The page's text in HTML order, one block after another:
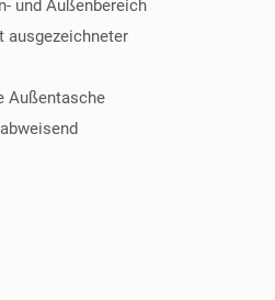
und Außenbereich
ausgezeichneter
Außentasche